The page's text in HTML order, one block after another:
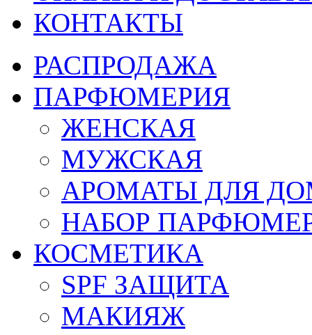
КОНТАКТЫ
РАСПРОДАЖА
ПАРФЮМЕРИЯ
ЖЕНСКАЯ
МУЖСКАЯ
АРОМАТЫ ДЛЯ
НАБОР
КОСМЕТИКА
SPF ЗАЩИТА
МАКИЯЖ